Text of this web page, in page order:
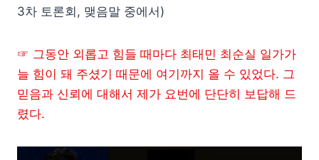
3차 토론회, 맺음말 중에서)
☞ 그동안 외롭고 힘들 때마다 최태민 최순실 일가가
늘 힘이 돼 주셨기 때문에 여기까지 올 수 있었다. 그
믿음과 신뢰에 대해서 제가 요번에 단단히 보답해 드
렸다.